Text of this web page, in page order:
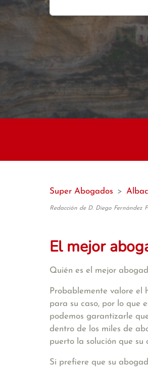
Super Abogados >
Redacción de D. Diego Fernández
El mejor
Quién es el mejor
Probablemente valore el
para su caso, por lo que
podemos garantizarle
dentro de los miles de
puerto la solución que su
Si prefiere que su